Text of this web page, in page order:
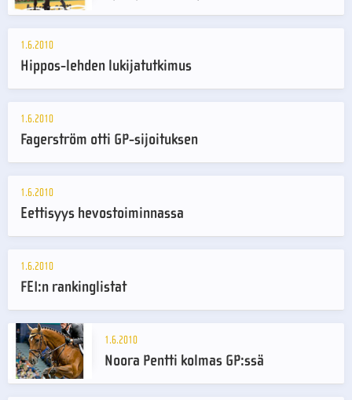
1.6.2010
Hippos-lehden lukijatutkimus
1.6.2010
Fagerström otti GP-sijoituksen
1.6.2010
Eettisyys hevostoiminnassa
1.6.2010
FEI:n rankinglistat
1.6.2010
Noora Pentti kolmas GP:ssä